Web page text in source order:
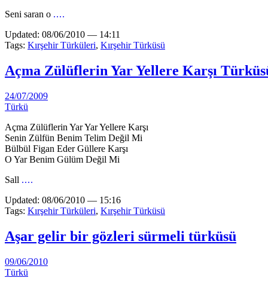
Seni saran o ....
Updated: 08/06/2010 — 14:11
Tags: Kırşehir Türküleri, Kırşehir Türküsü
Açma Zülüflerin Yar Yellere Karşı
24/07/2009
Türkü
Açma Zülüflerin Yar Yar Yellere Karşı
Senin Zülfün Benim Telim Değil Mi
Bülbül Figan Eder Güllere Karşı
O Yar Benim Gülüm Değil Mi
Sall ....
Updated: 08/06/2010 — 15:16
Tags: Kırşehir Türküleri, Kırşehir Türküsü
Aşar gelir bir gözleri sürmeli türküsü
09/06/2010
Türkü